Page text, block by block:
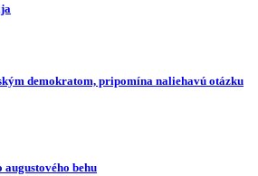
demokratom, pripomína naliehavú otázku
behu